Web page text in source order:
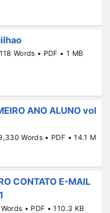
Words • PDF • 1 MB
ANO ALUNO vol
Words • PDF • 14.1 M
CONTATO E-MAIL
• PDF • 110.3 KB